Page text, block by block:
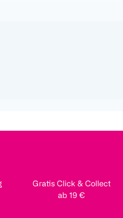
Gratis Click & Collect
ab 19 €